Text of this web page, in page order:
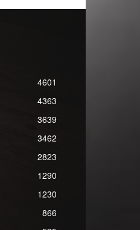
4601
4363
3639
3462
2823
1290
1230
866